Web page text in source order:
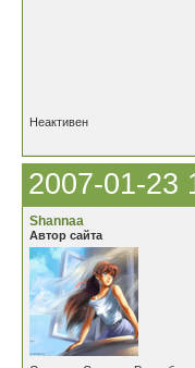
Неактивен
2007-01-23
Shannaa
Автор сайта